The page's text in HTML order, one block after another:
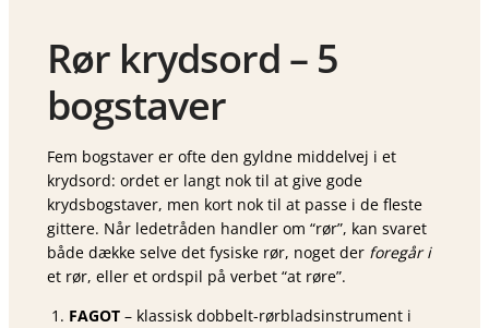
Rør krydsord – 5
bogstaver
Fem bogstaver er ofte den gyldne middelvej i et
krydsord: ordet er langt nok til at give gode
krydsbogstaver, men kort nok til at passe i de fleste
gittere. Når ledetråden handler om “rør”, kan svaret
både dække selve det fysiske rør, noget der foregår i
et rør, eller et ordspil på verbet “at røre”.
FAGOT – klassisk dobbelt-rørbladsinstrument i